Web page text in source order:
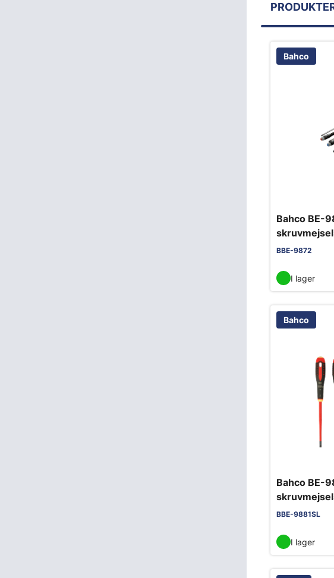
Bahco
Bahco BE-
PH/PZ/spår/
BBE-9872
I lager
Bahco
Bahco BE-
5-delars
BBE-9881SL
I lager